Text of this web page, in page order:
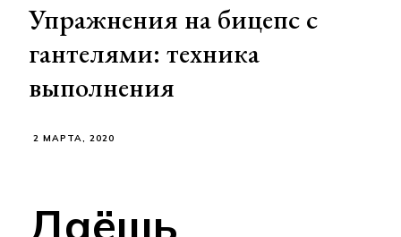
Упражнения на бицепс с
гантелями: техника
выполнения
2 МАРТА, 2020
Даёшь